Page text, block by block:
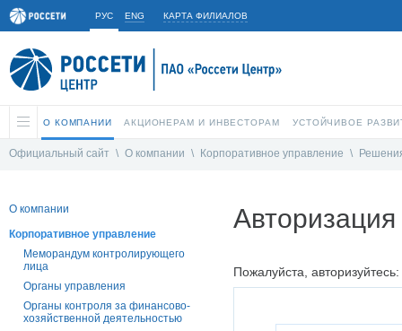
РУС ENG КАРТА ФИЛИАЛОВ
О КОМПАНИИ АКЦИОНЕРАМ И ИНВЕСТОРАМ УСТОЙЧИВОЕ
Официальный сайт \ О компании \ Корпоративное управление \
О компании
Корпоративное управление
Меморандум контролирующего
лица
Органы управления
Органы контроля за финансово-
хозяйственной деятельностью
Авторизация
Пожалуйста, авторизуйтесь: